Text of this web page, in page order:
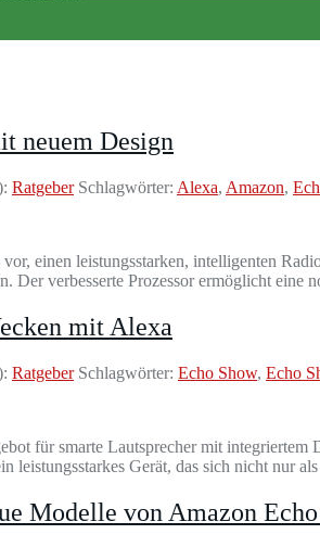
neuem Design
RatgeberSchlagwörter: Alexa, Amazon,
einen leistungsstarken, intelligenten
Der verbesserte Prozessor ermöglicht
mit Alexa
RatgeberSchlagwörter: Echo Show, Echo
für smarte Lautsprecher mit
leistungsstarkes Gerät, das sich nicht nur
Modelle von Amazon